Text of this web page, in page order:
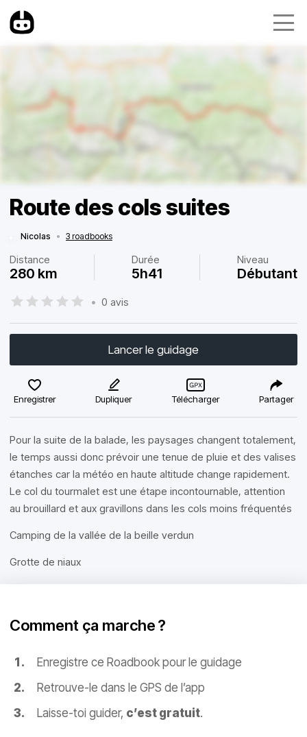
Route des cols suites
Nicolas • 3 roadbooks
Distance
280 km
Durée
5h41
Niveau
Débutant
• 0 avis
Lancer le guidage
Enregistrer Dupliquer Télécharger Partager
Pour la suite de la balade, les paysages changent totalement,
le temps aussi donc prévoir une tenue de pluie et des valises
étanches car la météo en haute altitude change rapidement.
Le col du tourmalet est une étape incontournable, attention
au brouillard et aux gravillons dans les cols moins fréquentés
Camping de la vallée de la beille verdun
Grotte de niaux
Comment ça marche ?
Enregistre ce Roadbook pour le guidage
Retrouve-le dans le GPS de l’app
Laisse-toi guider, c’est gratuit.